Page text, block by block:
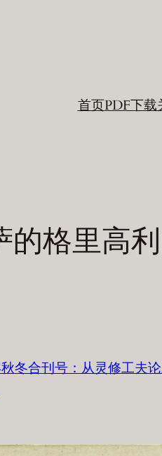
首页PDF下载
的格里高
秋冬合刊号：从灵修工夫